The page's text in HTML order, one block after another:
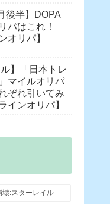
後半】DOPA
パはこれ！
オリパ】
ル】「日本トレ
マイルオリパ
ぞれ引いてみ
インオリパ】
壊:スターレイル